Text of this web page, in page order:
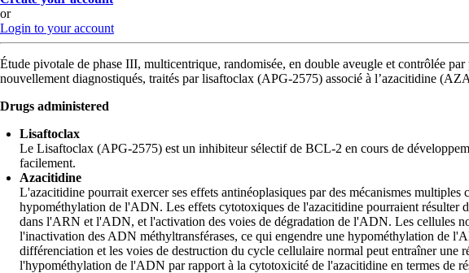
or
Login to your account
Étude pivotale de phase III, multicentrique, randomisée, en double aveugle et contrôlée
nouvellement diagnostiqués, traités par lisaftoclax (APG-2575) associé à l’azacitidine
Drugs administered
Lisaftoclax
Le Lisaftoclax (APG-2575) est un inhibiteur sélectif de BCL-2 en cours de
facilement.
Azacitidine
L'azacitidine pourrait exercer ses effets antinéoplasiques par des mécanismes
hypométhylation de l'ADN. Les effets cytotoxiques de l'azacitidine pourraient
dans l'ARN et l'ADN, et l'activation des voies de dégradation de l'ADN. Les cellules
l'inactivation des ADN méthyltransférases, ce qui engendre une hypométhylation de
différenciation et les voies de destruction du cycle cellulaire normal peut entraîner une
l'hypométhylation de l'ADN par rapport à la cytotoxicité de l'azacitidine en termes de